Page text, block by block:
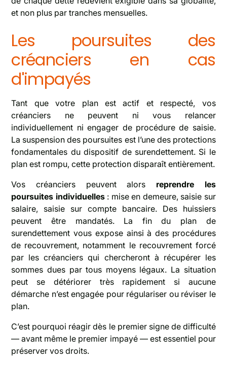
et non plus par tranches mensuelles.
Les poursuites des
créanciers en cas
d'impayés
Tant que votre plan est actif et respecté, vos
créanciers ne peuvent ni vous relancer
individuellement ni engager de procédure de saisie.
La suspension des poursuites est l’une des protections
fondamentales du dispositif de surendettement. Si le
plan est rompu, cette protection disparaît entièrement.
Vos créanciers peuvent alors reprendre les
poursuites individuelles: mise en demeure, saisie sur
salaire, saisie sur compte bancaire. Des huissiers
peuvent être mandatés. La fin du plan de
surendettement vous expose ainsi à des procédures
de recouvrement, notamment le recouvrement forcé
par les créanciers qui chercheront à récupérer les
sommes dues par tous moyens légaux. La situation
peut se détériorer très rapidement si aucune
démarche n’est engagée pour régulariser ou réviser le
plan.
C’est pourquoi réagir dès le premier signe de difficulté
— avant même le premier impayé — est essentiel pour
préserver vos droits.